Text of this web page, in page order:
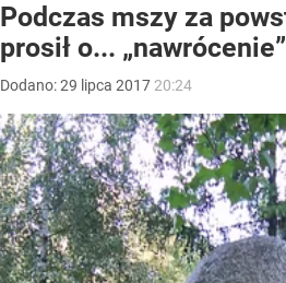
Podczas mszy za
prosił o...
Dodano:29 lipca 2017 20:24